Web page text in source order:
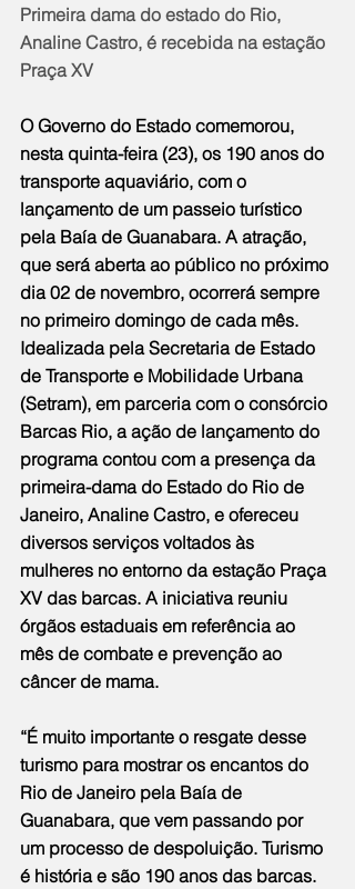
Primeira dama do estado do Rio,
Analine Castro, é recebida na estação
Praça XV
O Governo do Estado comemorou,
nesta quinta-feira (23), os 190 anos do
transporte aquaviário, com o
lançamento de um passeio turístico
pela Baía de Guanabara. A atração,
que será aberta ao público no próximo
dia 02 de novembro, ocorrerá sempre
no primeiro domingo de cada mês.
Idealizada pela Secretaria de Estado
de Transporte e Mobilidade Urbana
(Setram), em parceria com o consórcio
Barcas Rio, a ação de lançamento do
programa contou com a presença da
primeira-dama do Estado do Rio de
Janeiro, Analine Castro, e ofereceu
diversos serviços voltados às
mulheres no entorno da estação Praça
XV das barcas. A iniciativa reuniu
órgãos estaduais em referência ao
mês de combate e prevenção ao
câncer de mama.
“É muito importante o resgate desse
turismo para mostrar os encantos do
Rio de Janeiro pela Baía de
Guanabara, que vem passando por
um processo de despoluição. Turismo
é história e são 190 anos das barcas.